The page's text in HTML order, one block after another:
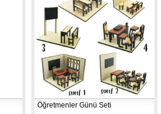
Öğretmenler Günü Seti